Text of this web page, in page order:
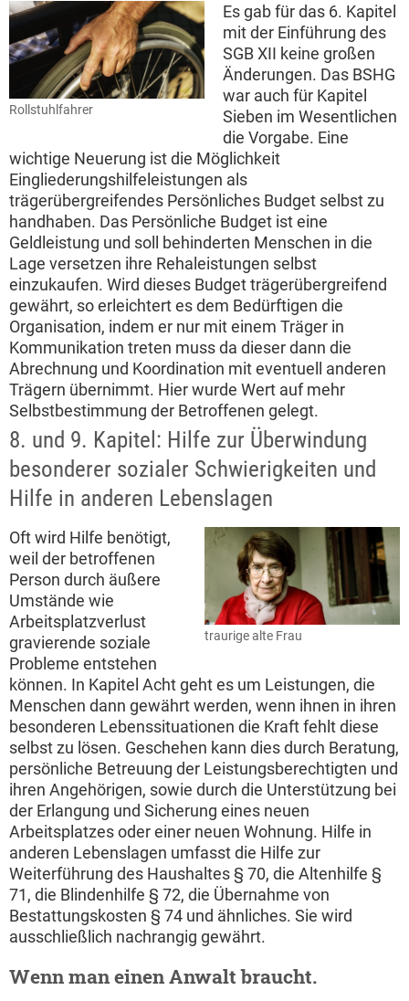
Rollstuhlfahrer
Es gab für das 6. Kapitel
mit der Einführung des
SGB XII keine großen
Änderungen. Das BSHG
war auch für Kapitel
Sieben im Wesentlichen
die Vorgabe. Eine
wichtige Neuerung ist die Möglichkeit
Eingliederungshilfeleistungen als
trägerübergreifendes Persönliches Budget selbst zu
handhaben. Das Persönliche Budget ist eine
Geldleistung und soll behinderten Menschen in die
Lage versetzen ihre Rehaleistungen selbst
einzukaufen. Wird dieses Budget trägerübergreifend
gewährt, so erleichtert es dem Bedürftigen die
Organisation, indem er nur mit einem Träger in
Kommunikation treten muss da dieser dann die
Abrechnung und Koordination mit eventuell anderen
Trägern übernimmt. Hier wurde Wert auf mehr
Selbstbestimmung der Betroffenen gelegt.
8. und 9. Kapitel: Hilfe zur Überwindung
besonderer sozialer Schwierigkeiten und
Hilfe in anderen Lebenslagen
traurige alte Frau
Oft wird Hilfe benötigt,
weil der betroffenen
Person durch äußere
Umstände wie
Arbeitsplatzverlust
gravierende soziale
Probleme entstehen
können. In Kapitel Acht geht es um Leistungen, die
Menschen dann gewährt werden, wenn ihnen in ihren
besonderen Lebenssituationen die Kraft fehlt diese
selbst zu lösen. Geschehen kann dies durch Beratung,
persönliche Betreuung der Leistungsberechtigten und
ihren Angehörigen, sowie durch die Unterstützung bei
der Erlangung und Sicherung eines neuen
Arbeitsplatzes oder einer neuen Wohnung. Hilfe in
anderen Lebenslagen umfasst die Hilfe zur
Weiterführung des Haushaltes § 70, die Altenhilfe §
71, die Blindenhilfe § 72, die Übernahme von
Bestattungskosten § 74 und ähnliches. Sie wird
ausschließlich nachrangig gewährt.
Wenn man einen Anwalt braucht.